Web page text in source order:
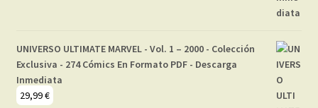
UNIVERSO ULTIMATE MARVEL - Vol. 1 – 2000 - Colección
Exclusiva - 274 Cómics En Formato PDF - Descarga
Inmediata
29,99€